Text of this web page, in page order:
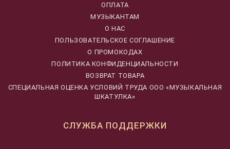
ОПЛАТА
МУЗЫКАНТАМ
О НАС
ПОЛЬЗОВАТЕЛЬСКОЕ СОГЛАШЕНИЕ
О ПРОМОКОДАХ
ПОЛИТИКА КОНФИДЕНЦИАЛЬНОСТИ
ВОЗВРАТ ТОВАРА
CПЕЦИАЛЬНАЯ ОЦЕНКА УСЛОВИЙ ТРУДА ООО «МУЗЫКАЛЬНАЯ
ШКАТУЛКА»
СЛУЖБА ПОДДЕРЖКИ